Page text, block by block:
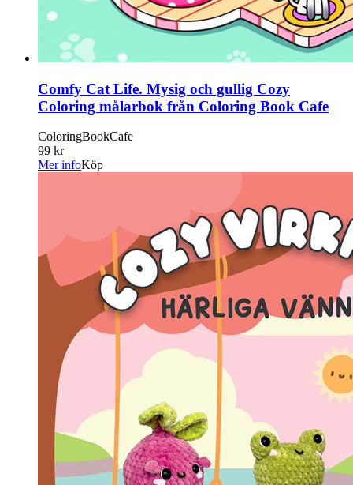
Comfy Cat Life. Mysig och gullig Cozy
Coloring målarbok från Coloring Book Cafe
ColoringBookCafe
99 kr
Mer infoKöp